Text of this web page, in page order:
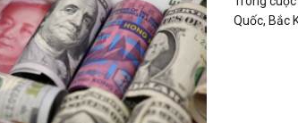
Quốc, Bắc